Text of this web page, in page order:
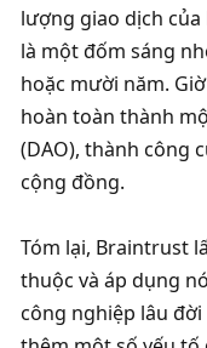
lượng giao dịch
là một đốm sáng
hoặc mười năm.
hoàn toàn thành
(DAO), thành công
cộng đồng.
Tóm lại, Braintrust
thuộc và áp dụng
công nghiệp lâu